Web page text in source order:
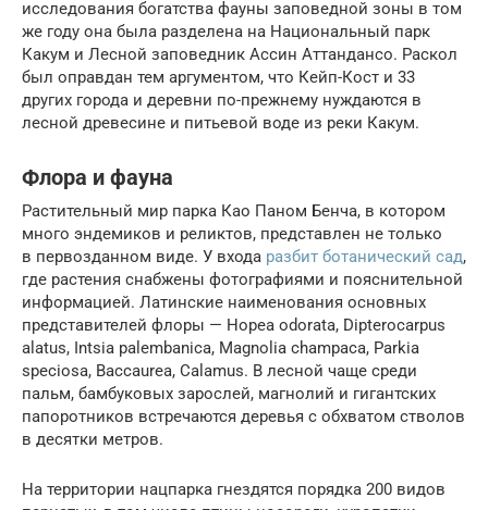
исследования богатства фауны заповедной зоны в том
же году она была разделена на Национальный парк
Какум и Лесной заповедник Ассин Аттандансо. Раскол
был оправдан тем аргументом, что Кейп-Кост и 33
других города и деревни по-прежнему нуждаются в
лесной древесине и питьевой воде из реки Какум.
Флора и фауна
Растительный мир парка Као Паном Бенча, в котором
много эндемиков и реликтов, представлен не только
в первозданном виде. У входа разбит ботанический сад,
где растения снабжены фотографиями и пояснительной
информацией. Латинские наименования основных
представителей флоры — Hopea odorata, Dipterocarpus
alatus, Intsia palembanica, Magnolia champaca, Parkia
speciosa, Baccaurea, Calamus. В лесной чаще среди
пальм, бамбуковых зарослей, магнолий и гигантских
папоротников встречаются деревья с обхватом стволов
в десятки метров.
На территории нацпарка гнездятся порядка 200 видов